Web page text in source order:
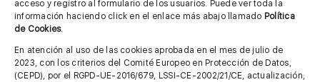
acceso y registro al formulario de los usuarios. Puede ver toda la
información haciendo click en el enlace más abajo llamado Política
de Cookies.
En atención al uso de las cookies aprobada en el mes de julio de
2023, con los criterios del Comité Europeo en Protección de Datos,
(CEPD), por el RGPD-UE-2016/679, LSSI-CE-2002/21/CE, actualización,
Aviso legal
Política de privacidad
Cita previa FAGA